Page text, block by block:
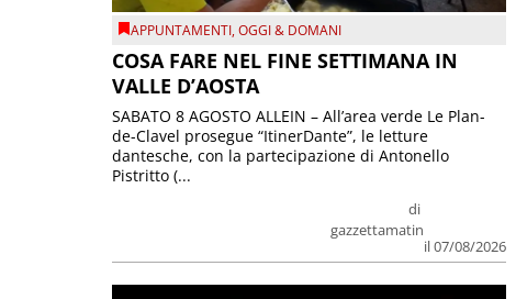
APPUNTAMENTI,OGGI & DOMANI
COSA FARE NEL FINE SETTIMANA IN
VALLE D’AOSTA
di
gazzettamatin
il 07/08/2026
SABATO 8 AGOSTO ALLEIN – All’area verde Le Plan-
de-Clavel prosegue “ItinerDante”, le letture
dantesche, con la partecipazione di Antonello
Pistritto (...